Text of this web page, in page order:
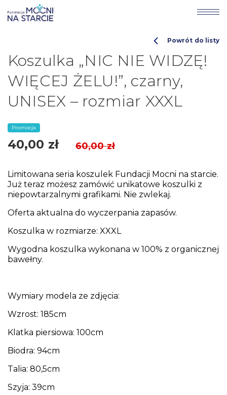
Koszulka „NIC NIE WIDZĘ!
WIĘCEJ ŻELU!”, czarny,
UNISEX – rozmiar XXXL
Powrót do listy
Promocja
40,00 zł 60,00zł
Limitowana seria koszulek Fundacji Mocni na starcie.
Już teraz możesz zamówić unikatowe koszulki z
niepowtarzalnymi grafikami. Nie zwlekaj.
Oferta aktualna do wyczerpania zapasów.
Koszulka w rozmiarze: XXXL
Wygodna koszulka wykonana w 100% z organicznej
bawełny.
Wymiary modela ze zdjęcia:
Wzrost: 185cm
Klatka piersiowa: 100cm
Biodra: 94cm
Talia: 80,5cm
Szyja: 39cm